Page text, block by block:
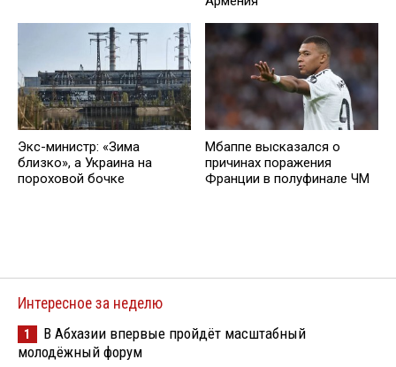
Экс-министр: «Зима
близко», а Украина на
пороховой бочке
Мбаппе высказался о
причинах поражения
Франции в полуфинале ЧМ
Интересное за неделю
1
В Абхазии впервые пройдёт масштабный
молодёжный форум